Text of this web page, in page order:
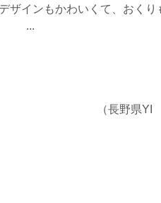
ザインもかわいくて、おくり
...
した。 （長野県YI